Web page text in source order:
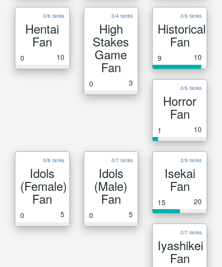
0/6 ranks
Hentai
Fan
0 10
0/4 ranks
High
Stakes
Game
Fan
0 3
0/6 ranks
Historical
Fan
9 10
0/6 ranks
Horror
Fan
1 10
0/8 ranks
Idols
(Female)
Fan
0 5
0/7 ranks
Idols
(Male)
Fan
0 5
2/9 ranks
Isekai
Fan
15 20
0/7 ranks
Iyashikei
Fan